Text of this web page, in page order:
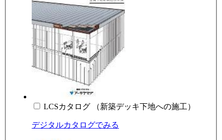
LCSカタログ （新築デッキ下地への施工）
デジタルカタログでみる